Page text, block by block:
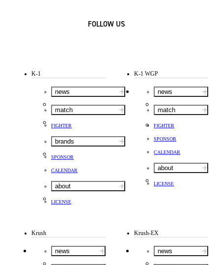
FOLLOW US
K-1
news
match
FIGHTER
brands
SPONSOR
CALENDAR
about
LICENSE
K-1 WGP
news
match
FIGHTER
SPONSOR
CALENDAR
about
LICENSE
Krush
news
Krush-EX
news